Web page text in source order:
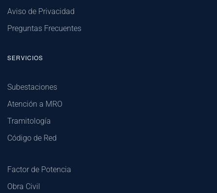
Aviso de Privacidad
Preguntas Frecuentes
SERVICIOS
Subestaciones
Atención a MRO
Tramitología
Código de Red
Factor de Potencia
Obra Civil